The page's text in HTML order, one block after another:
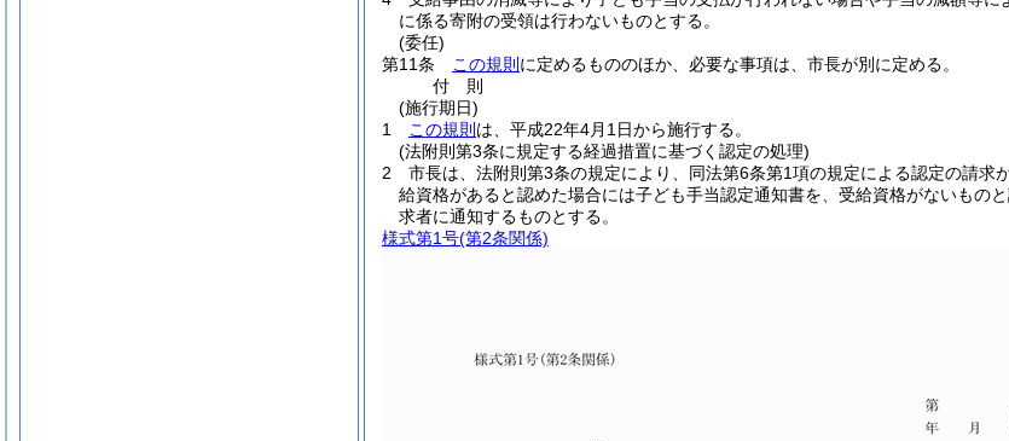
に係る寄附の受領は行わないものとする。
(委任)
第11条
この規則 に定めるもののほか、必要な事項は、市長が別に定める。
付 則
(施行期日)
1
この規則 は、平成22年4月1日から施行する。
(法附則第3条に規定する経過措置に基づく認定の処理)
2
市長は、法附則第3条の規定により、同法第6条第1項の規定による認定の請
給資格があると認めた場合には子ども手当認定通知書を、受給資格がないもの
求者に通知するものとする。
様式第1号(第2条関係)